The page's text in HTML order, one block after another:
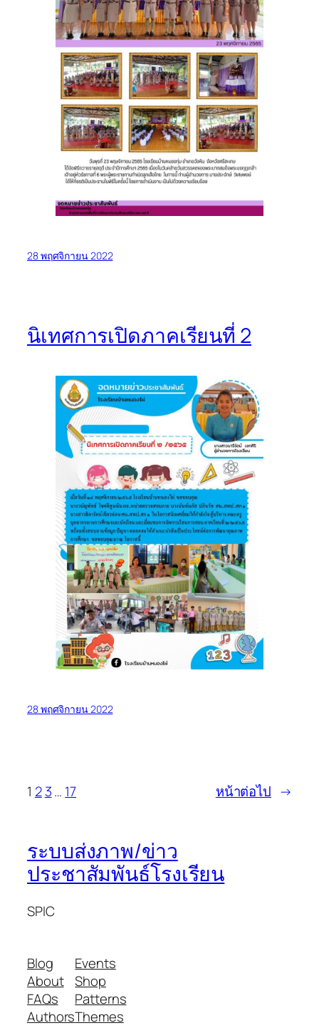
28 พฤศจิกายน 2022
นิเทศการเปิดภาคเรียนที่ 2
28 พฤศจิกายน 2022
1 2 3… 17 หน้าต่อไป →
ระบบส่งภาพ/ข่าว
ประชาสัมพันธ์โรงเรียน
SPIC
Blog
About
FAQs
Authors
Events
Shop
Patterns
Themes